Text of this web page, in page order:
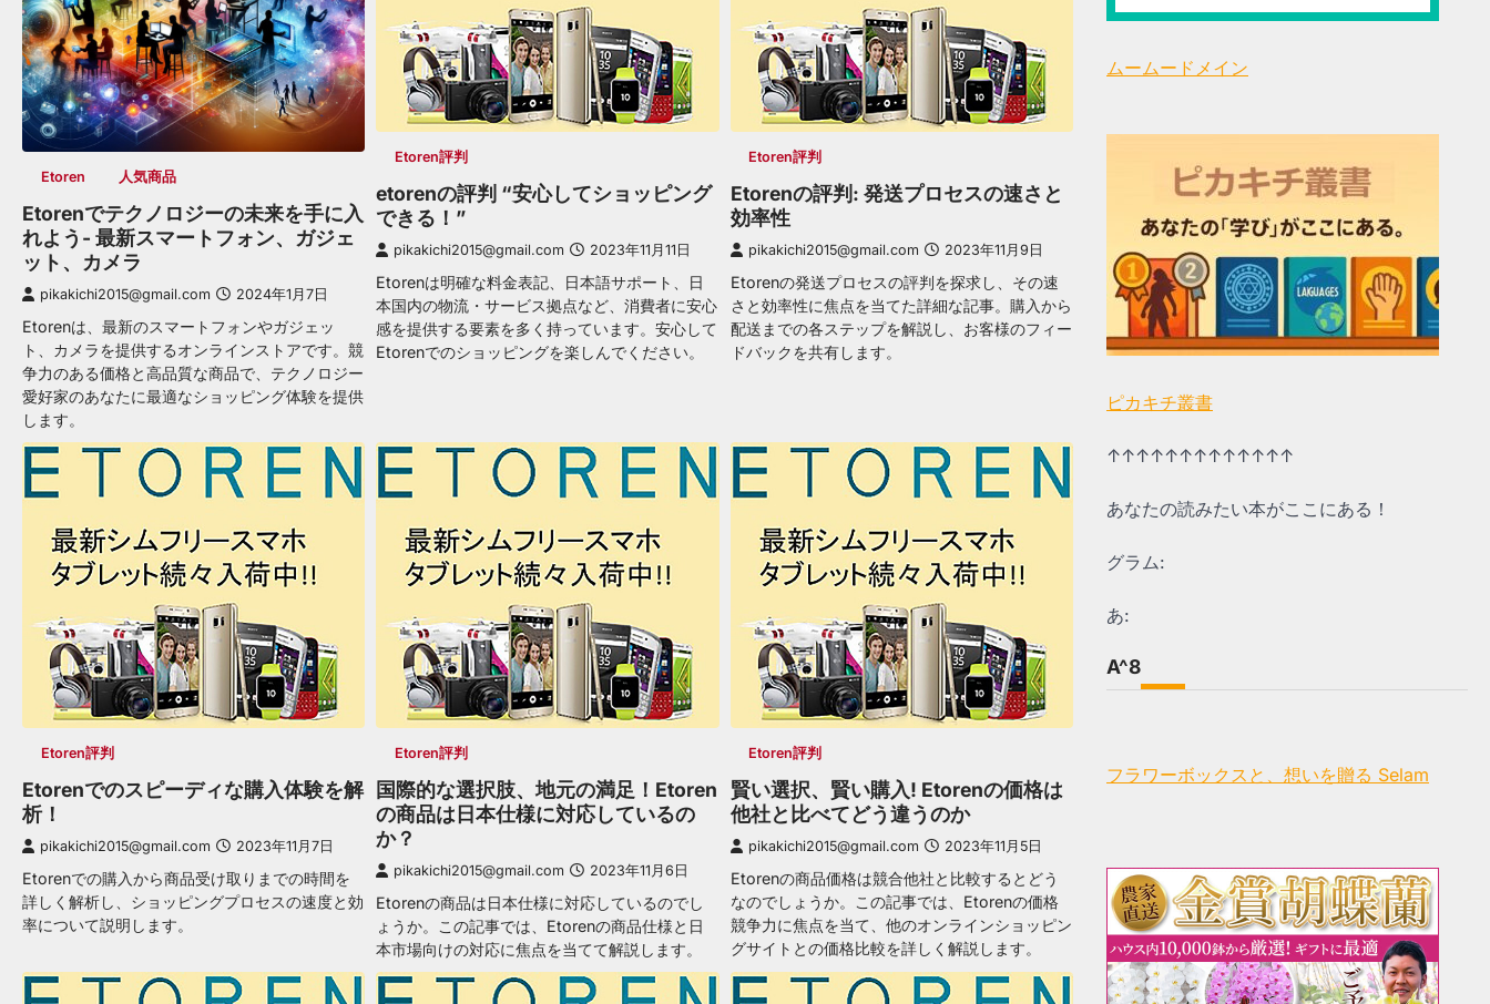
Etoren 人気商品
Etorenでテクノロジーの未来を手に入
れよう- 最新スマートフォン、ガジェ
ット、カメラ
pikakichi2015@gmail.com 2024年1月7日
Etorenは、最新のスマートフォンやガジェッ
ト、カメラを提供するオンラインストアです。競
争力のある価格と高品質な商品で、テクノロジー
愛好家のあなたに最適なショッピング体験を提供
します。
Etoren評判
etorenの評判 “安心してショッピング
できる！”
pikakichi2015@gmail.com 2023年11月11日
Etorenは明確な料金表記、日本語サポート、日
本国内の物流・サービス拠点など、消費者に安心
感を提供する要素を多く持っています。安心して
Etorenでのショッピングを楽しんでください。
Etoren評判
Etorenの評判: 発送プロセスの速さと
効率性
pikakichi2015@gmail.com 2023年11月9日
Etorenの発送プロセスの評判を探求し、その速
さと効率性に焦点を当てた詳細な記事。購入から
配送までの各ステップを解説し、お客様のフィー
ドバックを共有します。
Etoren評判
Etorenでのスピーディな購入体験を解
析！
pikakichi2015@gmail.com 2023年11月7日
Etorenでの購入から商品受け取りまでの時間を
詳しく解析し、ショッピングプロセスの速度と効
率について説明します。
Etoren評判
国際的な選択肢、地元の満足！Etoren
の商品は日本仕様に対応しているの
か？
pikakichi2015@gmail.com 2023年11月6日
Etorenの商品は日本仕様に対応しているのでし
ょうか。この記事では、Etorenの商品仕様と日
本市場向けの対応に焦点を当てて解説します。
Etoren評判
賢い選択、賢い購入! Etorenの価格は
他社と比べてどう違うのか
pikakichi2015@gmail.com 2023年11月5日
Etorenの商品価格は競合他社と比較するとどう
なのでしょうか。この記事では、Etorenの価格
競争力に焦点を当て、他のオンラインショッピン
グサイトとの価格比較を詳しく解説します。
ムームードメイン
ピカキチ叢書
↑↑↑↑↑↑↑↑↑↑↑↑↑
あなたの読みたい本がここにある！
グラム:
あ:
A^8
フラワーボックスと、想いを贈る Selam